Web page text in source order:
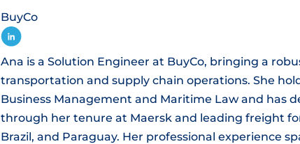
BuyCo
Ana is a Solution Engineer at BuyCo, bringing a
transportation and supply chain operations. She
Business Management and Maritime Law and has
through her tenure at Maersk and leading freight
Brazil, and Paraguay. Her professional experience